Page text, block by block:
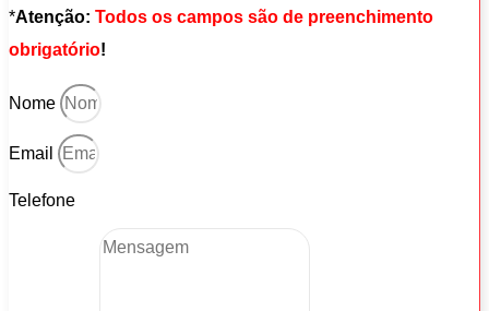
*Atenção: Todos os campos são de preenchimento
obrigatório!
Nome
Email
Telefone